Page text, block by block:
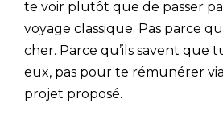
te voir plutôt que de passer
voyage classique. Pas parce
cher. Parce qu’ils savent que
eux, pas pour te rémunérer
projet proposé.